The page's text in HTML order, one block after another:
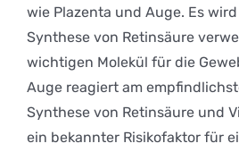
wie Plazenta und Auge. Es
Synthese von Retinsäure
wichtigen Molekül für die
Auge reagiert am
Synthese von Retinsäure und
ein bekannter Risikofaktor für